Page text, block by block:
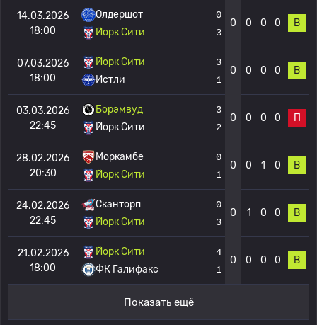
14.03.2026
18:00
Олдершот
Йорк Сити
0
3
0 0 0 0 В
07.03.2026
18:00
Йорк Сити
Истли
3
1
0 0 0 0 В
03.03.2026
22:45
Борэмвуд
Йорк Сити
3
2
0 0 0 0 П
28.02.2026
20:30
Моркамбе
Йорк Сити
0
1
0 0 1 0 В
24.02.2026
22:45
Сканторп
Йорк Сити
0
3
0 1 0 0 В
21.02.2026
18:00
Йорк Сити
ФК Галифакс
4
1
0 0 0 0 В
Показать ещё